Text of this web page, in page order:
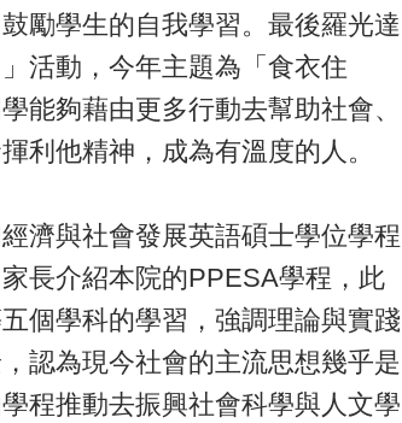
勵學生的自我學習。最後羅光達
活動，今年主題為「食衣住
能夠藉由更多行動去幫助社會、
利他精神，成為有溫度的人。
濟與社會發展英語碩士學位學程
長介紹本院的PPESA學程，此
個學科的學習，強調理論與實踐
認為現今社會的主流思想幾乎是
程推動去振興社會科學與人文學